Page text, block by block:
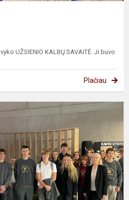
UŽSIENIO KALBŲ SAVAITĖ. Ji buvo
Plačiau